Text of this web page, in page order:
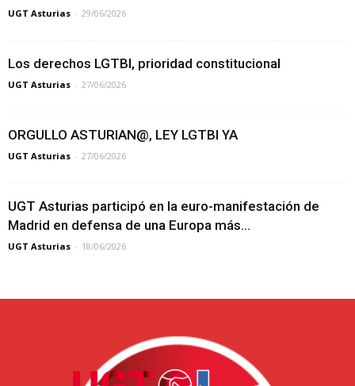
UGT Asturias - 29/06/2026
Los derechos LGTBI, prioridad constitucional
UGT Asturias - 27/06/2026
ORGULLO ASTURIAN@, LEY LGTBI YA
UGT Asturias - 27/06/2026
UGT Asturias participó en la euro-manifestación de
Madrid en defensa de una Europa más...
UGT Asturias - 18/06/2026